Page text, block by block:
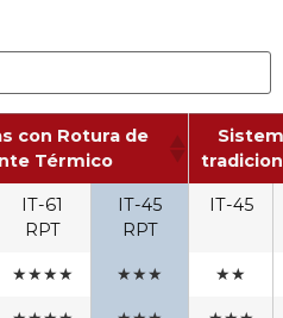
con Rotura de
Térmico
IT-61
RPT
IT-45
RPT
IT-45
★★★★ ★★★ ★★